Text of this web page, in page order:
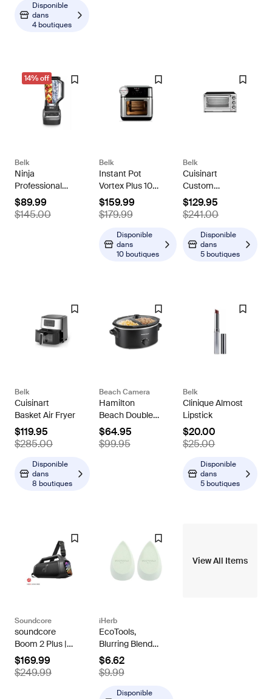
Disponible
dans
4 boutiques
14% off
Belk
Ninja
Professional
Blender 1000
BL610, Black
$89.99
$145.00
Belk
Instant Pot
Vortex Plus 10
Quart Air Fryer
Stainless Steel
Oven, Grey, 10
Quarts
$159.99
$179.99
Disponible
dans
10 boutiques
Belk
Cuisinart
Custom
Classic™
Toaster Oven
Broiler
$129.95
$241.00
Disponible
dans
5 boutiques
Belk
Cuisinart
Basket Air Fryer
$119.95
$285.00
Disponible
dans
8 boutiques
Beach Camera
Hamilton
Beach Double
Dish Slow
Cooker with 6qt
Crock and Dual
$64.95
$99.95
Belk
Clinique Almost
Lipstick
$20.00
$25.00
Disponible
dans
5 boutiques
Soundcore
soundcore
Boom 2 Plus |
Powerful
Outdoor Bass
Bluetooth
$169.99
$249.99
iHerb
EcoTools,
Blurring Blender
Duo, 2 Sponges
$6.62
$9.99
Disponible
View All Items